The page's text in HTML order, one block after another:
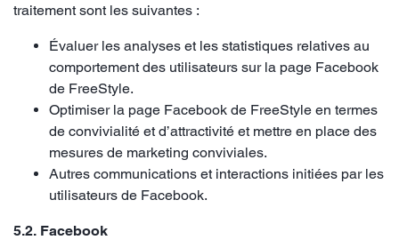
traitement sont les suivantes :
Évaluer les analyses et les statistiques relatives au
comportement des utilisateurs sur la page Facebook
de FreeStyle.
Optimiser la page Facebook de FreeStyle en termes
de convivialité et d’attractivité et mettre en place des
mesures de marketing conviviales.
Autres communications et interactions initiées par les
utilisateurs de Facebook.
5.2. Facebook